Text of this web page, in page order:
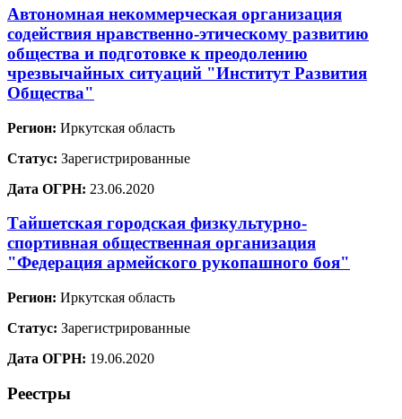
Автономная некоммерческая организация
содействия нравственно-этическому развитию
общества и подготовке к преодолению
чрезвычайных ситуаций "Институт Развития
Общества"
Регион: Иркутская область
Статус: Зарегистрированные
Дата ОГРН: 23.06.2020
Тайшетская городская физкультурно-
спортивная общественная организация
"Федерация армейского рукопашного боя"
Регион: Иркутская область
Статус: Зарегистрированные
Дата ОГРН: 19.06.2020
Реестры